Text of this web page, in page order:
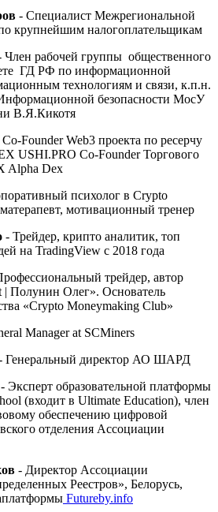
- Специалист Межрегиональной
крупнейшим налогоплательщикам
Член рабочей группы общественного
ГД РФ по информационной
технологиям и связи, к.п.н.
безопасности МосУ
В.Я.Кикотя
Co-Founder Web3 проекта по ресерчу
USHI.PRO Co-Founder Торгового
Alpha Dex
психолог в Crypto
мотивационный тренер
- Трейдер, крипто аналитик, топ
на TradingView с 2018 года
трейдер, автор
| Полунин Олег». Основатель
«Crypto Moneymaking Club»
Manager at SCMiners
Генеральный директор АО ШАРД
- Эксперт образовательной платформы
(входит в Ultimate Education), член
обеспечению цифровой
отделения Ассоциации
- Директор Ассоциации
Реестров», Белорусь,
Futureby.info